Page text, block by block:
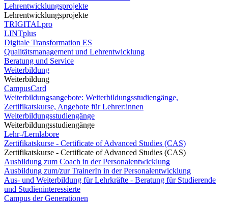
Lehrentwicklungsprojekte
Lehrentwicklungsprojekte
TRIGITALpro
LINTplus
Digitale Transformation ES
Qualitätsmanagement und Lehrentwicklung
Beratung und Service
Weiterbildung
Weiterbildung
CampusCard
Weiterbildungsangebote: Weiterbildungsstudiengänge,
Zertifikatskurse, Angebote für Lehrer:innen
Weiterbildungsstudiengänge
Weiterbildungsstudiengänge
Lehr-/Lernlabore
Zertifikatskurse - Certificate of Advanced Studies (CAS)
Zertifikatskurse - Certificate of Advanced Studies (CAS)
Ausbildung zum Coach in der Personalentwicklung
Ausbildung zum/zur TrainerIn in der Personalentwicklung
Aus- und Weiterbildung für Lehrkräfte - Beratung für Studierende
und Studieninteressierte
Campus der Generationen